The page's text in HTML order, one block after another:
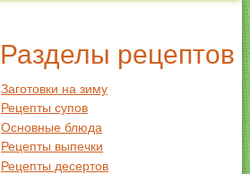
Разделы рецептов
Заготовки на зиму
Рецепты супов
Основные блюда
Рецепты выпечки
Рецепты десертов